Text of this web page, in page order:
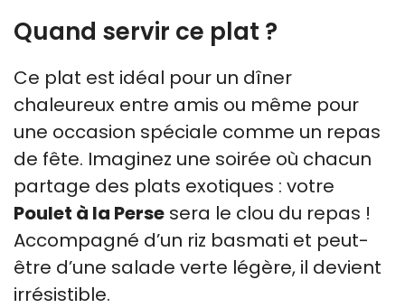
Quand servir ce plat ?
Ce plat est idéal pour un dîner
chaleureux entre amis ou même pour
une occasion spéciale comme un repas
de fête. Imaginez une soirée où chacun
partage des plats exotiques : votre
Poulet à la Perse sera le clou du repas !
Accompagné d’un riz basmati et peut-
être d’une salade verte légère, il devient
irrésistible.